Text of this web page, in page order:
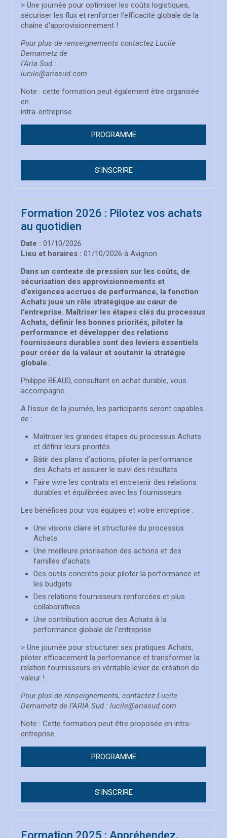
> Une journée pour optimiser les coûts logistiques,
sécuriser les flux et renforcer l’efficacité globale de la
chaîne d’approvisionnement !
Pour plus de renseignements contactez Lucile
Demametz de
l’Aria Sud :
lucile@ariasud.com
Note : cette formation peut également être organisée
en
intra-entreprise.
PROGRAMME
S’INSCRIRE
Formation 2026 : Pilotez vos achats
au quotidien
Date : 01/10/2026
Lieu et horaires : 01/10/2026 à Avignon
Dans un contexte de pression sur les coûts, de
sécurisation des approvisionnements et
d’exigences accrues de performance, la fonction
Achats joue un rôle stratégique au cœur de
l’entreprise. Maîtriser les étapes clés du processus
Achats, définir les bonnes priorités, piloter la
performance et développer des relations
fournisseurs durables sont des leviers essentiels
pour créer de la valeur et soutenir la stratégie
globale.
Philippe BEAUD, consultant en achat durable, vous
accompagne.
A l’issue de la journée, les participants seront capables
de :
Maîtriser les grandes étapes du processus Achats
et définir leurs priorités
Bâtir des plans d’actions, piloter la performance
des Achats et assurer le suivi des résultats
Faire vivre les contrats et entretenir des relations
durables et équilibrées avec les fournisseurs
Les bénéfices pour vos équipes et votre entreprise :
Une visions claire et structurée du processus
Achats
Une meilleure priorisation des actions et des
familles d’achats
Des outils concrets pour piloter la performance et
les budgets
Des relations fournisseurs renforcées et plus
collaboratives
Une contribution accrue des Achats à la
performance globale de l’entreprise
> Une journée pour structurer ses pratiques Achats,
piloter efficacement la performance et transformer la
relation fournisseurs en véritable levier de création de
valeur !
Pour plus de renseignements, contactez Lucile
Demametz de l’ARIA Sud : lucile@ariasud.com
Note : Cette formation peut être proposée en intra-
entreprise.
PROGRAMME
S’INSCRIRE
Formation 2025 : Appréhendez,